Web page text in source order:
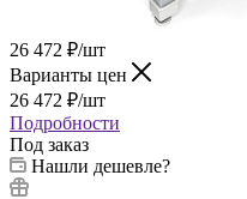
26 472 ₽/шт
Варианты цен
26 472 ₽/шт
Подробности
Под заказ
Нашли дешевле?